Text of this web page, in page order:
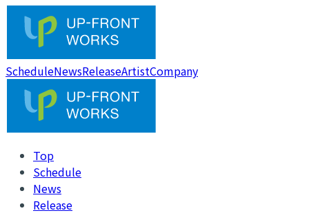
ScheduleNewsReleaseArtistCompany
Top
Schedule
News
Release